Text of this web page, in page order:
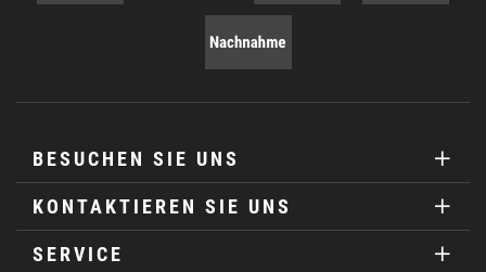
BESUCHEN SIE UNS
KONTAKTIEREN SIE UNS
SERVICE